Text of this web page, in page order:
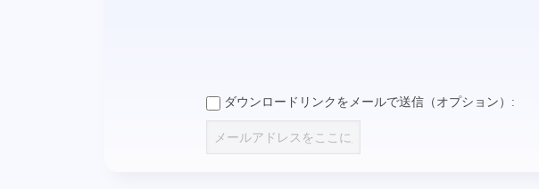
ダウンロードリンクをメールで送信（オプション）: